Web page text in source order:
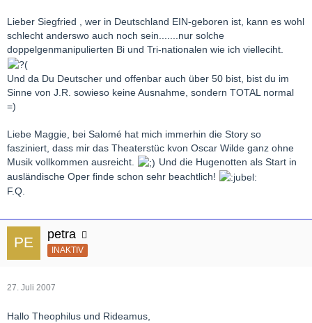
Lieber Siegfried , wer in Deutschland EIN-geboren ist, kann es wohl
schlecht anderswo auch noch sein.......nur solche
doppelgenmanipulierten Bi und Tri-nationalen wie ich vielleciht.
Und da Du Deutscher und offenbar auch über 50 bist, bist du im
Sinne von J.R. sowieso keine Ausnahme, sondern TOTAL normal
=)
Liebe Maggie, bei Salomé hat mich immerhin die Story so
fasziniert, dass mir das Theaterstüc kvon Oscar Wilde ganz ohne
Musik vollkommen ausreicht.
Und die Hugenotten als Start in
ausländische Oper finde schon sehr beachtlich!
F.Q.
petra
INAKTIV
27. Juli 2007
Hallo Theophilus und Rideamus,